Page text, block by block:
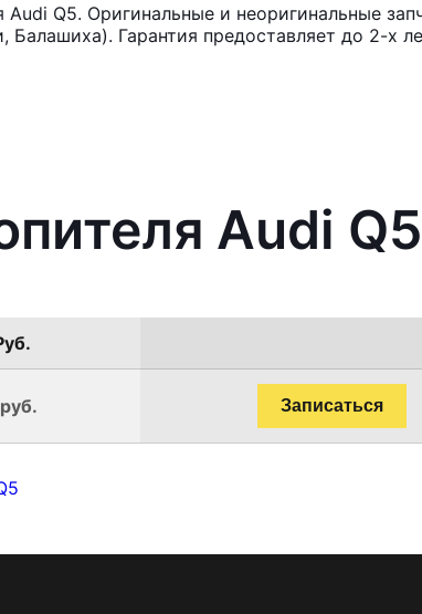
Q5. Оригинальные и неоригинальные
Гарантия предоставляет до 2-х
Audi Q5
Записаться